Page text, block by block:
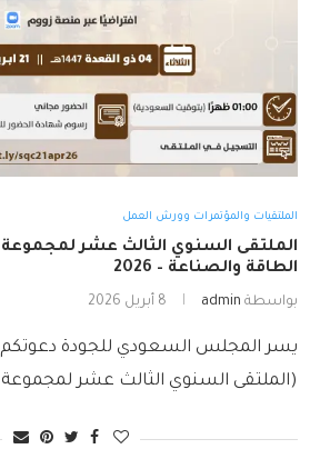
الملتقيات والمؤتمرات وورش العمل
الملتقى السنوي الثالث عشر
الطاقة والصناعة – 2026
بواسطة admin 8 أبريل 2026
يسر المجلس السعودي للجودة
(الملتقى السنوي الثالث عشر لمجموعة